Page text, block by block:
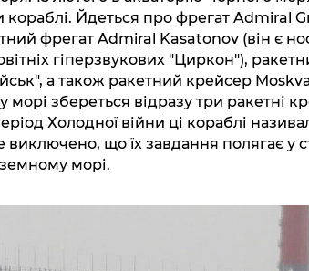
кораблі. Йдеться про фрегат Admiral
фрегат Admiral Kasatonov (він є
гіперзвукових "Циркон"),
а також ракетний крейсер
збереться відразу три ракетні
Холодної війни ці кораблі
виключено, що їх завдання полягає у
морі.